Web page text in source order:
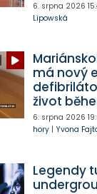
6. srpna 2026
Lipowská
má nový
život
6. srpna 2026
hory| Yvona
Legendy